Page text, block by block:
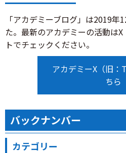
「アカデミーブログ」は2019年
た。最新のアカデミーの活動は
トでチェックください。
アカデミーX（旧
ちら
バックナンバー
カテゴリー